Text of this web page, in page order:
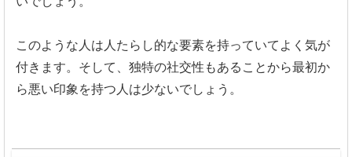
このような人は人たらし的な要素を持っていてよく気が
付きます。 そして、独特の社交性もあることから最初か
ら悪い印象を持つ人は少ないでしょう。